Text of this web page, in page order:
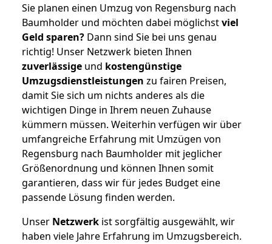
Sie planen einen Umzug von Regensburg nach
Baumholder und möchten dabei möglichstviel
Geld sparen? Dann sind Sie bei uns genau
richtig! Unser Netzwerk bieten Ihnen
zuverlässige und kostengünstige
Umzugsdienstleistungen zu fairen Preisen,
damit Sie sich um nichts anderes als die
wichtigen Dinge in Ihrem neuen Zuhause
kümmern müssen. Weiterhin verfügen wir über
umfangreiche Erfahrung mit Umzügen von
Regensburg nach Baumholder mit jeglicher
Größenordnung und können Ihnen somit
garantieren, dass wir für jedes Budget eine
passende Lösung finden werden.
Unser Netzwerk ist sorgfältig ausgewählt, wir
haben viele Jahre Erfahrung im Umzugsbereich.